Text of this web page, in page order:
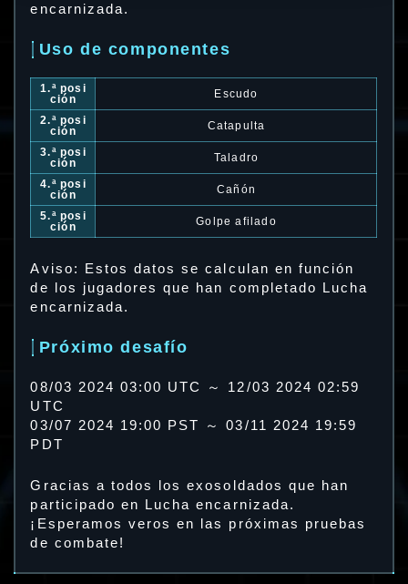
encarnizada.
Uso de componentes
1.ª posi
ción
Escudo
2.ª posi
ción
Catapulta
3.ª posi
ción
Taladro
4.ª posi
ción
Cañón
5.ª posi
ción
Golpe afilado
Aviso: Estos datos se calculan en función
de los jugadores que han completado Lucha
encarnizada.
Próximo desafío
08/03 2024 03:00 UTC ～ 12/03 2024 02:59
UTC
03/07 2024 19:00 PST ～ 03/11 2024 19:59
PDT
Gracias a todos los exosoldados que han
participado en Lucha encarnizada.
¡Esperamos veros en las próximas pruebas
de combate!